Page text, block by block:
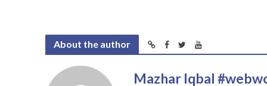
About the author
Mazhar Iqbal